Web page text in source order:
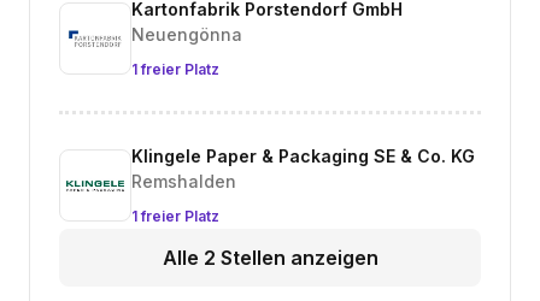
Kartonfabrik Porstendorf GmbH
Neuengönna
1 freier Platz
Klingele Paper & Packaging SE & Co. KG
Remshalden
1 freier Platz
Alle 2 Stellen anzeigen